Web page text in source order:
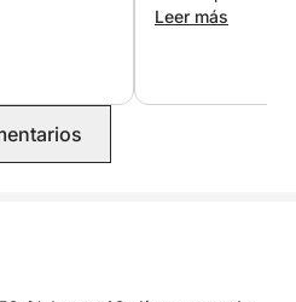
to lay out
and
we went,
experience
to eat and
this trip
extremely
Leer más